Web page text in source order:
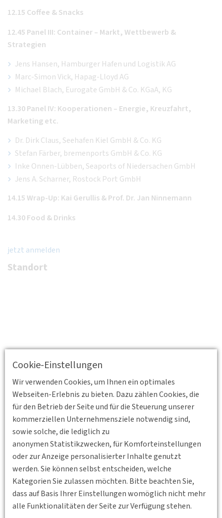
Cookie-Einstellungen
Wir verwenden Cookies, um Ihnen ein optimales
Webseiten-Erlebnis zu bieten. Dazu zählen Cookies, die
für den Betrieb der Seite und für die Steuerung unserer
kommerziellen Unternehmensziele notwendig sind,
sowie solche, die lediglich zu
anonymen Statistikzwecken, für Komforteinstellungen
oder zur Anzeige personalisierter Inhalte genutzt
werden. Sie können selbst entscheiden, welche
Kategorien Sie zulassen möchten. Bitte beachten Sie,
dass auf Basis Ihrer Einstellungen womöglich nicht mehr
alle Funktionalitäten der Seite zur Verfügung stehen.
12.15 Coffee & Snacks
12.45 Panel III: Container – Markt, Wettbewerb &
Strategien
Jens Hansen, Hamburger Hafen und Logistik AG
Marc-Simon Vick, Hapag-Lloyd AG
Michael Blach, Eurogate GmbH & Co. KGaA, KG
13.30 Panel IV: Kooperationen – Energie, Kreuzfahrt,
Marketing etc.
Dr. Dirk Claus, Seehafen Kiel GmbH & Co. KG
Stefan Färber, bremenports GmbH & Co. KG
Inke Onnen-Lübben, Seaports of Niedersachen GmbH
Jens A. Scharner, Rostock Port GmbH
14.15 Wrap-Up: Kai Gerullis & Prof. Dr. Jan Ninnemann
14.30 Food & Drinks
jetzt anmelden
Standort